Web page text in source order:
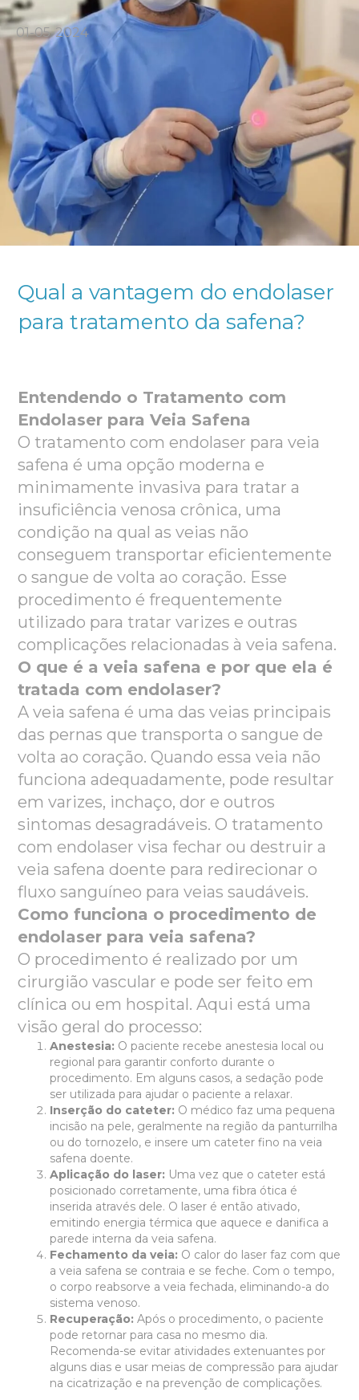
01-05-2024
Qual a vantagem do endolaser
para tratamento da safena?
Entendendo o Tratamento com
Endolaser para Veia Safena
O tratamento com endolaser para veia
safena é uma opção moderna e
minimamente invasiva para tratar a
insuficiência venosa crônica, uma
condição na qual as veias não
conseguem transportar eficientemente
o sangue de volta ao coração. Esse
procedimento é frequentemente
utilizado para tratar varizes e outras
complicações relacionadas à veia safena.
O que é a veia safena e por que ela é
tratada com endolaser?
A veia safena é uma das veias principais
das pernas que transporta o sangue de
volta ao coração. Quando essa veia não
funciona adequadamente, pode resultar
em varizes, inchaço, dor e outros
sintomas desagradáveis. O tratamento
com endolaser visa fechar ou destruir a
veia safena doente para redirecionar o
fluxo sanguíneo para veias saudáveis.
Como funciona o procedimento de
endolaser para veia safena?
O procedimento é realizado por um
cirurgião vascular e pode ser feito em
clínica ou em hospital. Aqui está uma
visão geral do processo:
Anestesia: O paciente recebe anestesia local ou
regional para garantir conforto durante o
procedimento. Em alguns casos, a sedação pode
ser utilizada para ajudar o paciente a relaxar.
Inserção do cateter: O médico faz uma pequena
incisão na pele, geralmente na região da panturrilha
ou do tornozelo, e insere um cateter fino na veia
safena doente.
Aplicação do laser: Uma vez que o cateter está
posicionado corretamente, uma fibra ótica é
inserida através dele. O laser é então ativado,
emitindo energia térmica que aquece e danifica a
parede interna da veia safena.
Fechamento da veia: O calor do laser faz com que
a veia safena se contraia e se feche. Com o tempo,
o corpo reabsorve a veia fechada, eliminando-a do
sistema venoso.
Recuperação: Após o procedimento, o paciente
pode retornar para casa no mesmo dia.
Recomenda-se evitar atividades extenuantes por
alguns dias e usar meias de compressão para ajudar
na cicatrização e na prevenção de complicações.